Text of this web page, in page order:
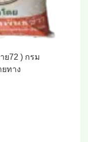
ย72 ) กรม
ยทาง